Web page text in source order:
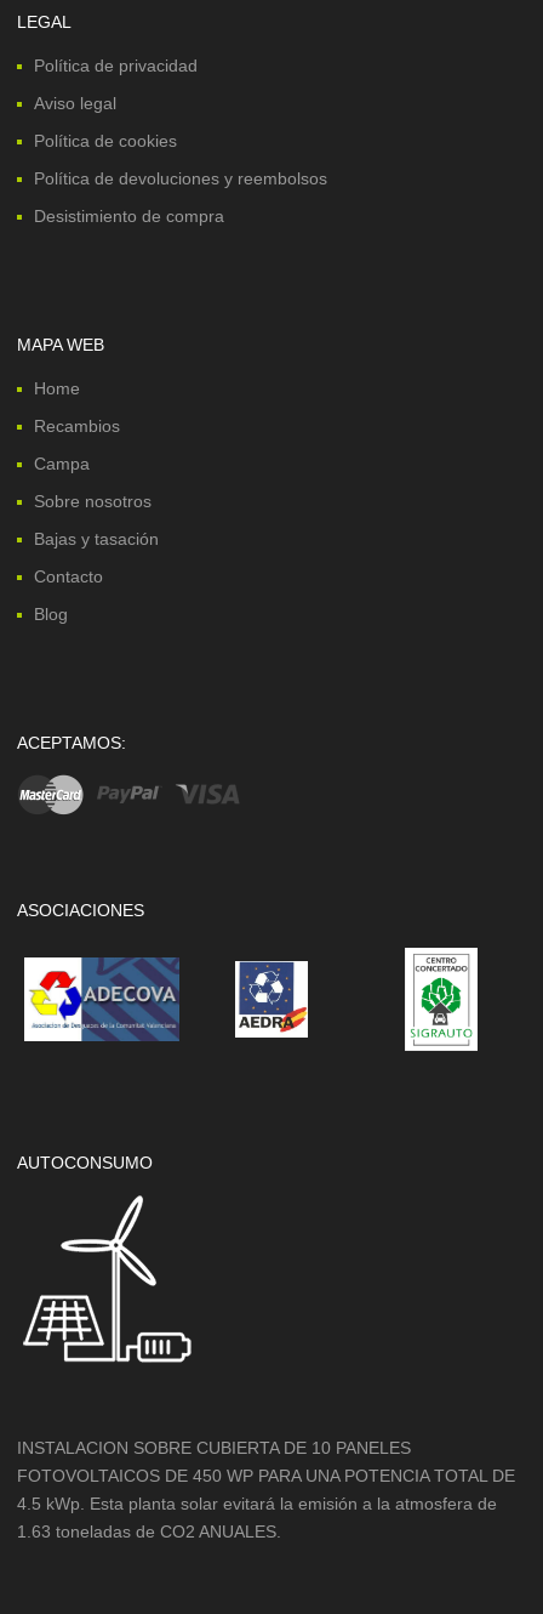
LEGAL
Política de privacidad
Aviso legal
Política de cookies
Política de devoluciones y reembolsos
Desistimiento de compra
MAPA WEB
Home
Recambios
Campa
Sobre nosotros
Bajas y tasación
Contacto
Blog
ACEPTAMOS:
ASOCIACIONES
AUTOCONSUMO
INSTALACION SOBRE CUBIERTA DE 10 PANELES
FOTOVOLTAICOS DE 450 WP PARA UNA POTENCIA TOTAL DE
4.5 kWp. Esta planta solar evitará la emisión a la atmosfera de
1.63 toneladas de CO2 ANUALES.